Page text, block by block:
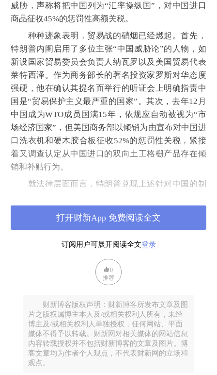
威胁，声称将把中国列为“汇率操纵国”，对中国进口
商品征收45%的惩罚性高额关税。
种种迹象表明，贸易战的硝烟已经燃起。首先，
特朗普内阁启用了多位主张“中国威胁论”的人物，如
新设国家贸易委员会负责人纳瓦罗以及美国贸易代表
莱特西泽。作为商务部长的著名投资家罗斯对华态度
强硬，他在确认其提名而举行的听证会上明确指责中
国是“贸易保护主义最严重的国家”。其次，去年12月
中国成为WTO成员国满15年，依规应自动被视为“市
场经济国家”，但美国商务部以倾销为由宣布对中国进
口洗衣机和硬木胶合板征收52%的惩罚性关税，紧接
着又调查认定从中国进口的双向土工格栅产品存在倾
销和补贴行为。
就法律层面而言，特朗普兑现上述针对中国的制
巴马时期设定的“汇率操纵国”标准，中国仅满足三项
定标准，从而将中国认定为“汇率操纵国”的可能。其
二，特朗普可以通过国会调整关税，但即使不经由国
会，特朗普也可依据《1917年对敌贸易法》主张美国
法》，主张美国处于“国家危急时期”，以行使总统在
特殊时期对关税的操控权。
与美国新政府“反全球化”立场形成鲜明对比，习
近平在达沃斯为全球化和自由贸易公开辩护，认为“搞
保护主义如同把自己关进黑屋子，看似躲过了风吹雨
订阅用户可展开阅读全文登录
打开财新App 免费阅读全文
0
推荐
财新博客版权声明：财新博客所发布文章及图
片之版权属博主本人及/或相关权利人所有，未经
博主及/或相关权利人单独授权，任何网站、平面
媒体不得予以转载。财新网对相关媒体的网站信息
内容转载授权并不包括财新博客的文章及图片。博
客文章均为作者个人观点，不代表财新网的立场和
观点。